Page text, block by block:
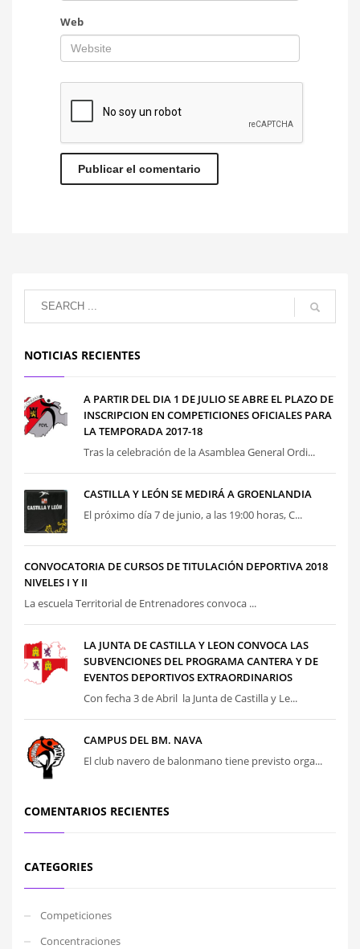
Web
NOTICIAS RECIENTES
A PARTIR DEL DIA 1 DE JULIO SE ABRE EL PLAZO DE
INSCRIPCION EN COMPETICIONES OFICIALES PARA
LA TEMPORADA 2017-18
Tras la celebración de la Asamblea General Ordi...
CASTILLA Y LEÓN SE MEDIRÁ A GROENLANDIA
El próximo día 7 de junio, a las 19:00 horas, C...
CONVOCATORIA DE CURSOS DE TITULACIÓN DEPORTIVA 2018
NIVELES I Y II
La escuela Territorial de Entrenadores convoca ...
LA JUNTA DE CASTILLA Y LEON CONVOCA LAS
SUBVENCIONES DEL PROGRAMA CANTERA Y DE
EVENTOS DEPORTIVOS EXTRAORDINARIOS
Con fecha 3 de Abril la Junta de Castilla y Le...
CAMPUS DEL BM. NAVA
El club navero de balonmano tiene previsto orga...
COMENTARIOS RECIENTES
CATEGORIES
Competiciones
Concentraciones